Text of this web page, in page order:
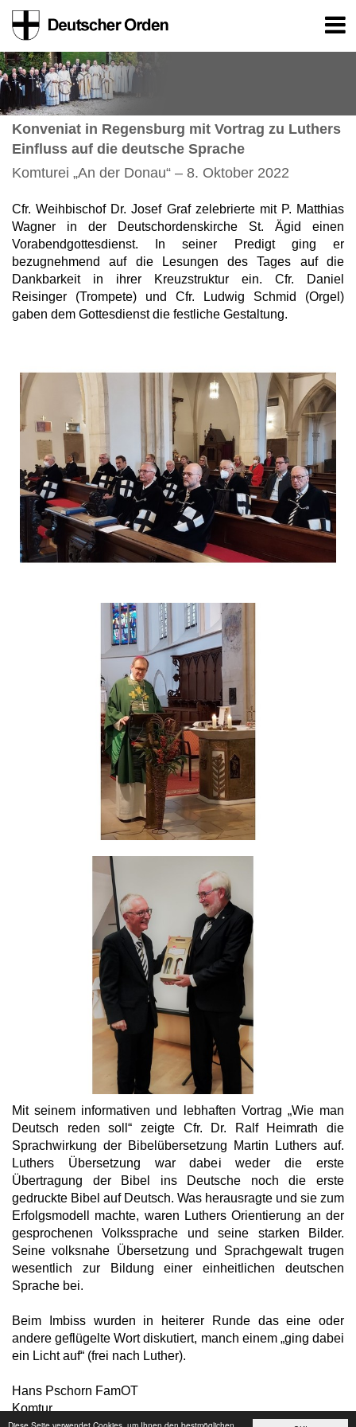
Konveniat in Regensburg mit Vortrag zu Luthers
Einfluss auf die deutsche Sprache
Komturei „An der Donau“ – 8. Oktober 2022
Cfr. Weihbischof Dr. Josef Graf zelebrierte mit P. Matthias
Wagner in der Deutschordenskirche St. Ägid einen
Vorabendgottesdienst. In seiner Predigt ging er
bezugnehmend auf die Lesungen des Tages auf die
Dankbarkeit in ihrer Kreuzstruktur ein. Cfr. Daniel
Reisinger (Trompete) und Cfr. Ludwig Schmid (Orgel)
gaben dem Gottesdienst die festliche Gestaltung.
Mit seinem informativen und lebhaften Vortrag „Wie man
Deutsch reden soll“ zeigte Cfr. Dr. Ralf Heimrath die
Sprachwirkung der Bibelübersetzung Martin Luthers auf.
Luthers Übersetzung war dabei weder die erste
Übertragung der Bibel ins Deutsche noch die erste
gedruckte Bibel auf Deutsch. Was herausragte und sie zum
Erfolgsmodell machte, waren Luthers Orientierung an der
gesprochenen Volkssprache und seine starken Bilder.
Seine volksnahe Übersetzung und Sprachgewalt trugen
wesentlich zur Bildung einer einheitlichen deutschen
Sprache bei.
Beim Imbiss wurden in heiterer Runde das eine oder
andere geflügelte Wort diskutiert, manch einem „ging dabei
ein Licht auf“ (frei nach Luther).
Hans Pschorn FamOT
Komtur